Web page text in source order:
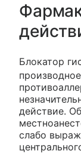
Блокатор
действие.
слабо